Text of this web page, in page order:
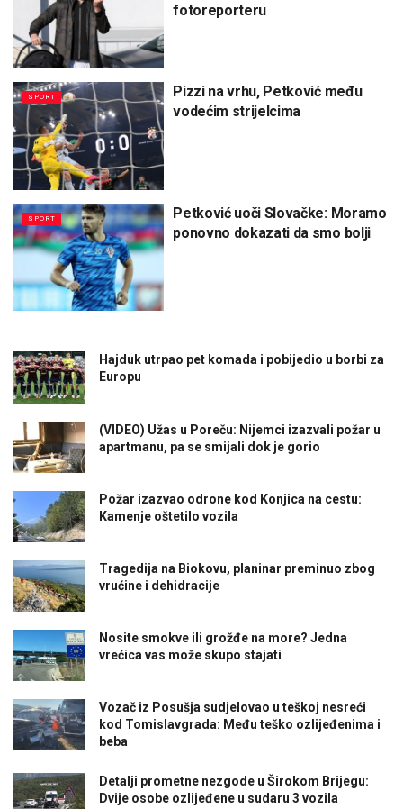
fotoreporteru
SPORT
Pizzi na vrhu, Petković među
vodećim strijelcima
SPORT
Petković uoči Slovačke: Moramo
ponovno dokazati da smo bolji
Hajduk utrpao pet komada i pobijedio u borbi za
Europu
(VIDEO) Užas u Poreču: Nijemci izazvali požar u
apartmanu, pa se smijali dok je gorio
Požar izazvao odrone kod Konjica na cestu:
Kamenje oštetilo vozila
Tragedija na Biokovu, planinar preminuo zbog
vrućine i dehidracije
Nosite smokve ili grožđe na more? Jedna
vrećica vas može skupo stajati
Vozač iz Posušja sudjelovao u teškoj nesreći
kod Tomislavgrada: Među teško ozlijeđenima i
beba
Detalji prometne nezgode u Širokom Brijegu:
Dvije osobe ozlijeđene u sudaru 3 vozila